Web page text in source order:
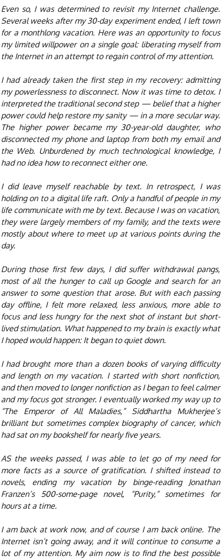
Even so, I was determined to revisit my Internet challenge.
Several weeks after my 30-day experiment ended, I left town
for a monthlong vacation. Here was an opportunity to focus
my limited willpower on a single goal: liberating myself from
the Internet in an attempt to regain control of my attention.
I had already taken the first step in my recovery: admitting
my powerlessness to disconnect. Now it was time to detox. I
interpreted the traditional second step — belief that a higher
power could help restore my sanity — in a more secular way.
The higher power became my 30-year-old daughter, who
disconnected my phone and laptop from both my email and
the Web. Unburdened by much technological knowledge, I
had no idea how to reconnect either one.
I did leave myself reachable by text. In retrospect, I was
holding on to a digital life raft. Only a handful of people in my
life communicate with me by text. Because I was on vacation,
they were largely members of my family, and the texts were
mostly about where to meet up at various points during the
day.
During those first few days, I did suffer withdrawal pangs,
most of all the hunger to call up Google and search for an
answer to some question that arose. But with each passing
day offline, I felt more relaxed, less anxious, more able to
focus and less hungry for the next shot of instant but short-
lived stimulation. What happened to my brain is exactly what
I hoped would happen: It began to quiet down.
I had brought more than a dozen books of varying difficulty
and length on my vacation. I started with short nonfiction,
and then moved to longer nonfiction as I began to feel calmer
and my focus got stronger. I eventually worked my way up to
“The Emperor of All Maladies,” Siddhartha Mukherjee’s
brilliant but sometimes complex biography of cancer, which
had sat on my bookshelf for nearly five years.
AS the weeks passed, I was able to let go of my need for
more facts as a source of gratification. I shifted instead to
novels, ending my vacation by binge-reading Jonathan
Franzen’s 500-some-page novel, “Purity,” sometimes for
hours at a time.
I am back at work now, and of course I am back online. The
Internet isn’t going away, and it will continue to consume a
lot of my attention. My aim now is to find the best possible